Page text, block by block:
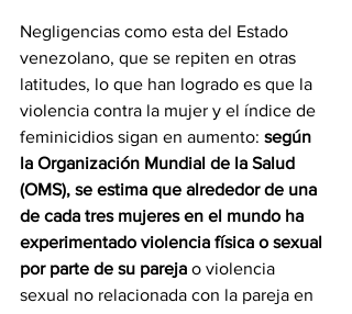
Negligencias como esta del Estado
venezolano, que se repiten en otras
latitudes, lo que han logrado es que la
violencia contra la mujer y el índice de
feminicidios sigan en aumento: según
la Organización Mundial de la Salud
(OMS), se estima que alrededor de una
de cada tres mujeres en el mundo ha
experimentado violencia física o sexual
por parte de su pareja o violencia
sexual no relacionada con la pareja en